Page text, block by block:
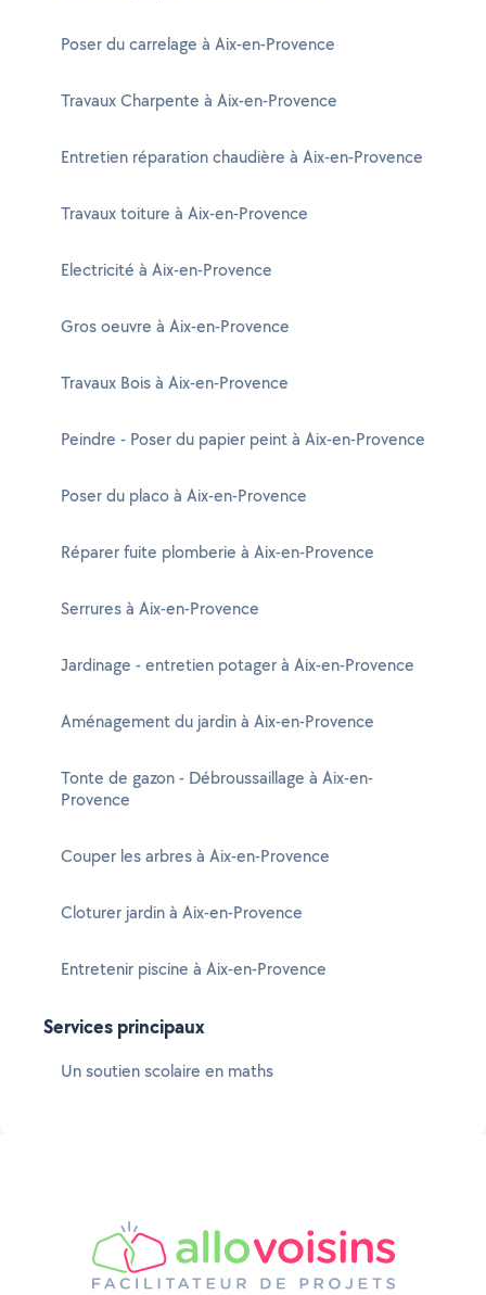
Poser du carrelage à Aix-en-Provence
Travaux Charpente à Aix-en-Provence
Entretien réparation chaudière à Aix-en-Provence
Travaux toiture à Aix-en-Provence
Electricité à Aix-en-Provence
Gros oeuvre à Aix-en-Provence
Travaux Bois à Aix-en-Provence
Peindre - Poser du papier peint à Aix-en-Provence
Poser du placo à Aix-en-Provence
Réparer fuite plomberie à Aix-en-Provence
Serrures à Aix-en-Provence
Jardinage - entretien potager à Aix-en-Provence
Aménagement du jardin à Aix-en-Provence
Tonte de gazon - Débroussaillage à Aix-en-
Provence
Couper les arbres à Aix-en-Provence
Cloturer jardin à Aix-en-Provence
Entretenir piscine à Aix-en-Provence
Services principaux
Un soutien scolaire en maths